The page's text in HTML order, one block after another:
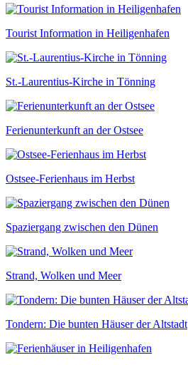
Tourist Information in Heiligenhafen
St.-Laurentius-Kirche in Tönning
Ferienunterkunft an der Ostsee
Ostsee-Ferienhaus im Herbst
Spaziergang zwischen den Dünen
Strand, Wolken und Meer
Tondern: Die bunten Häuser der Altstadt